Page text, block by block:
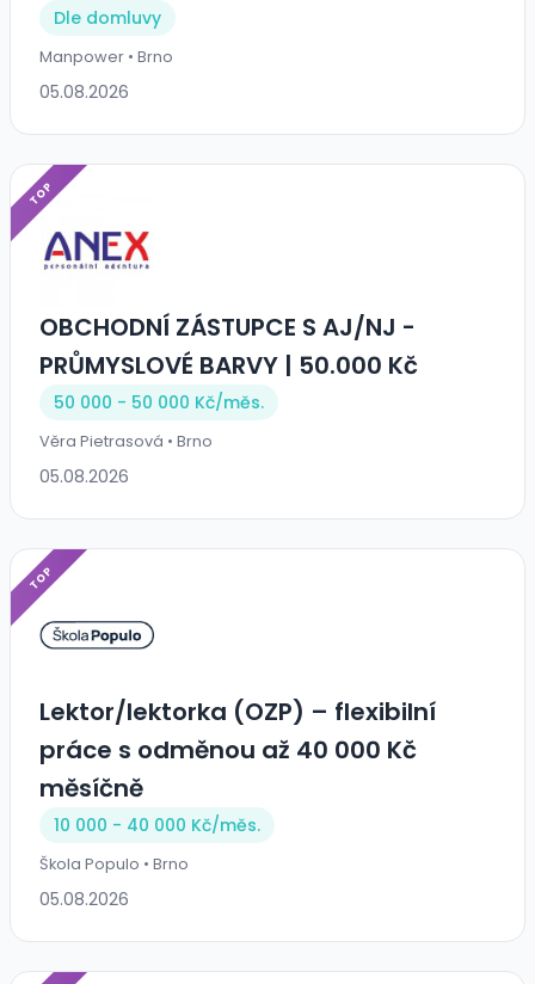
Dle domluvy
Manpower • Brno
05.08.2026
TOP
OBCHODNÍ ZÁSTUPCE S AJ/NJ -
PRŮMYSLOVÉ BARVY | 50.000 Kč
50 000 - 50 000 Kč/měs.
Věra Pietrasová • Brno
05.08.2026
TOP
Lektor/lektorka (OZP) – flexibilní
práce s odměnou až 40 000 Kč
měsíčně
10 000 - 40 000 Kč/měs.
Škola Populo • Brno
05.08.2026